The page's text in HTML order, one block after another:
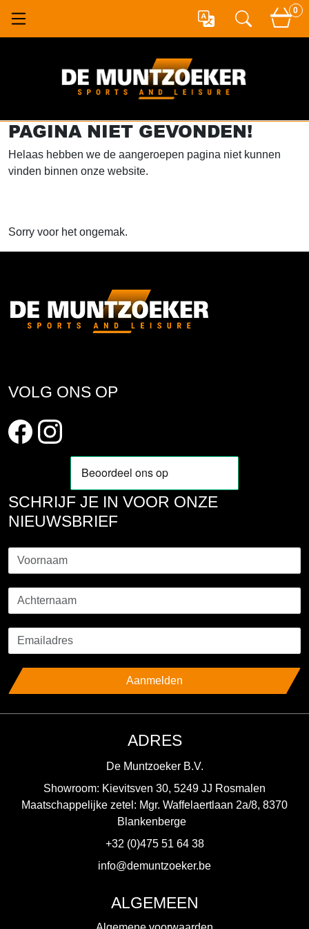
0
PAGINA NIET GEVONDEN!
Helaas hebben we de aangeroepen pagina niet kunnen
vinden binnen onze website.
Sorry voor het ongemak.
VOLG ONS OP
SCHRIJF JE IN VOOR ONZE
NIEUWSBRIEF
Aanmelden
ADRES
De Muntzoeker B.V.
Showroom: Kievitsven 30, 5249 JJ Rosmalen
Maatschappelijke zetel: Mgr. Waffelaertlaan 2a/8, 8370
Blankenberge
+32 (0)475 51 64 38
info@demuntzoeker.be
ALGEMEEN